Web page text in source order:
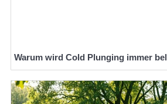
Warum wird Cold Plunging immer